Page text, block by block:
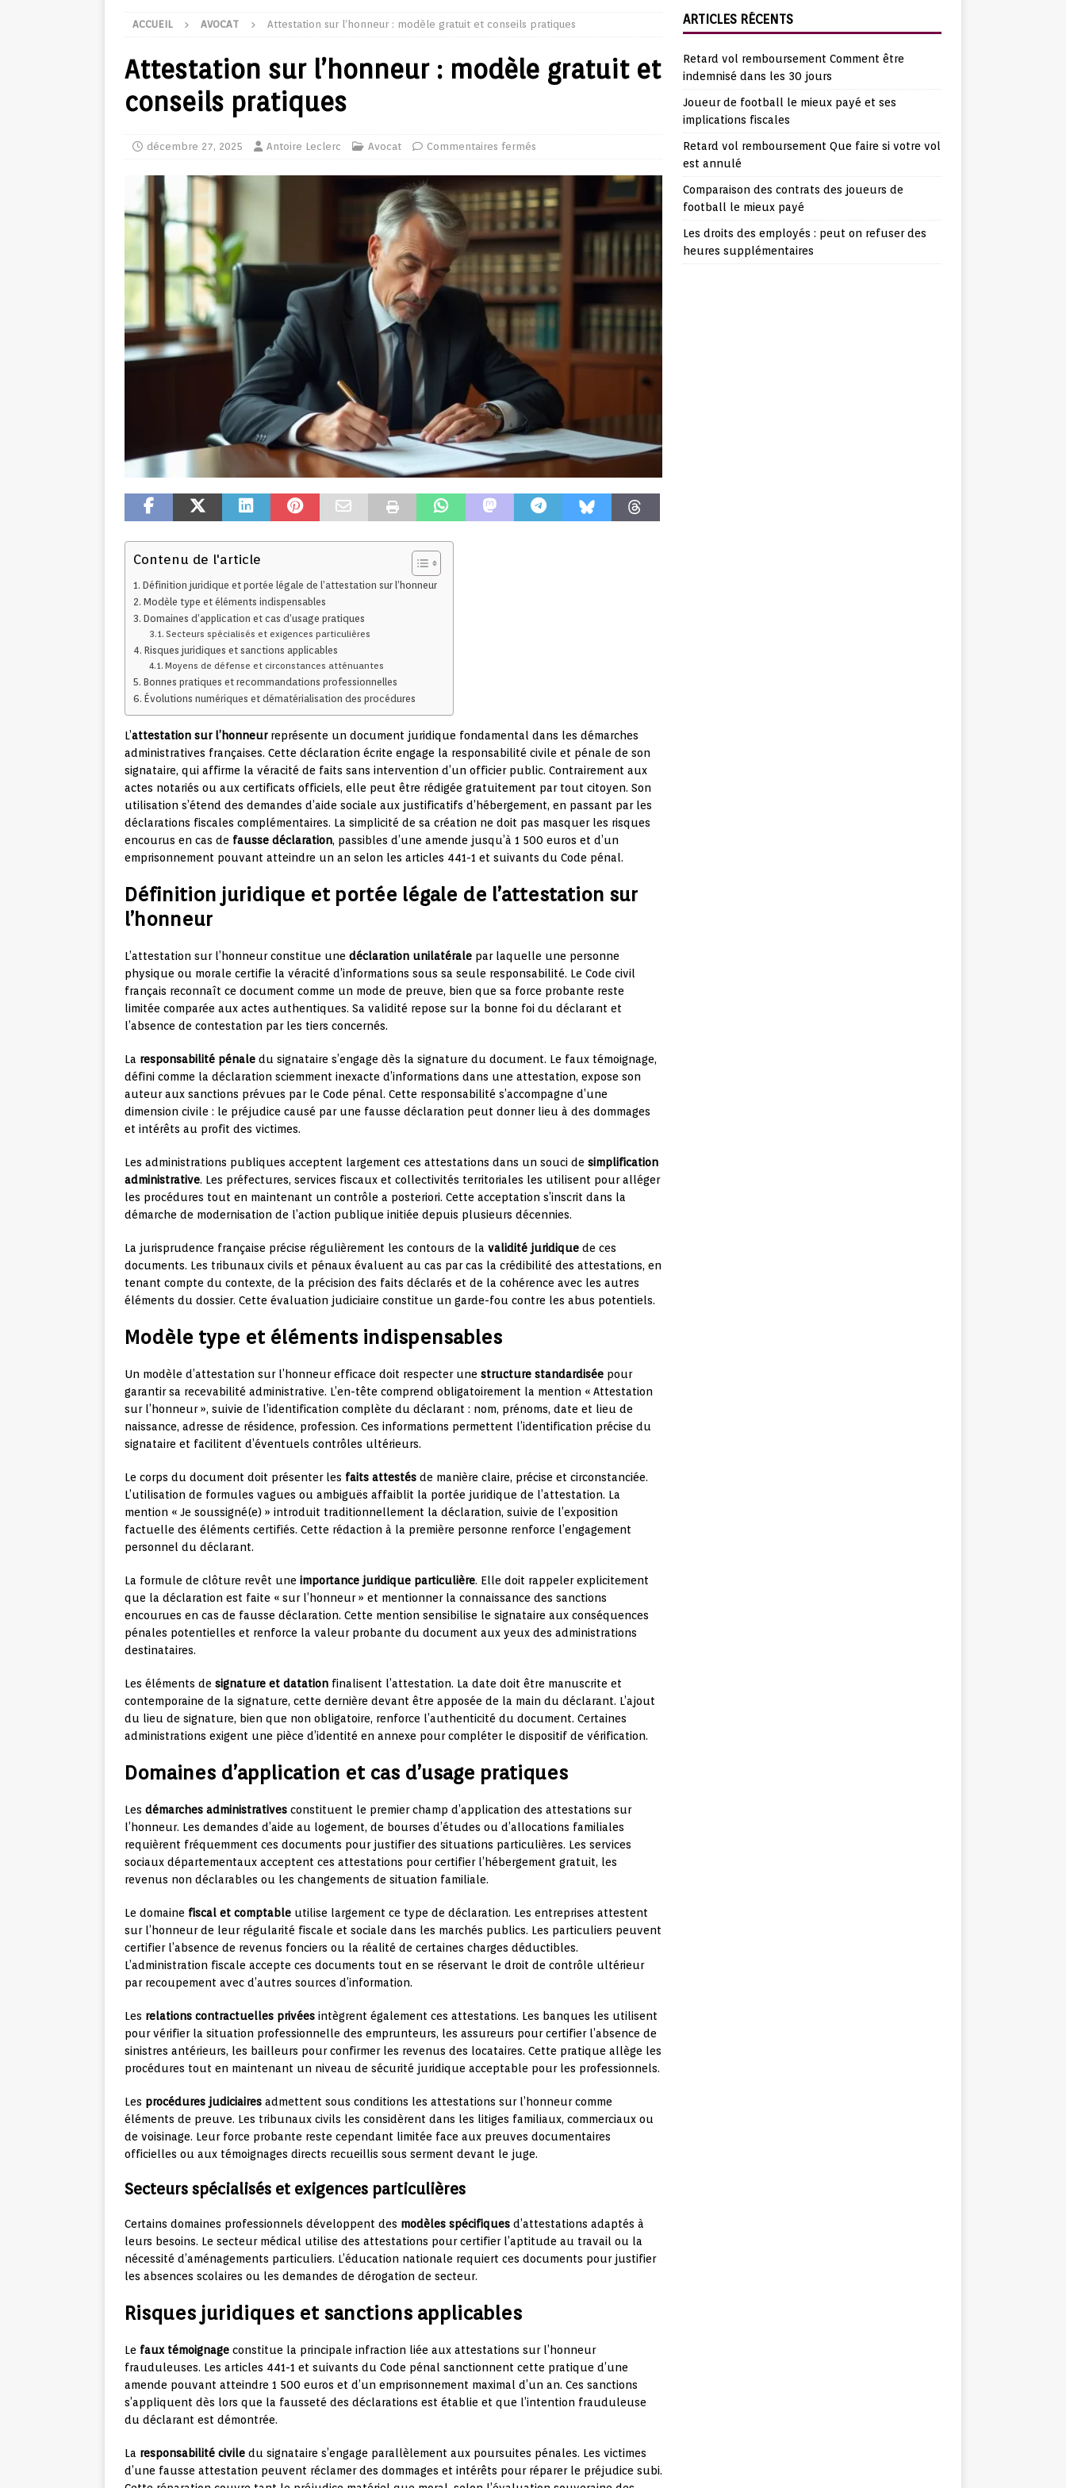
ACCUEIL AVOCAT Attestation sur l’honneur : modèle gratuit et conseils pratiques
Attestation sur l’honneur : modèle gratuit et
conseils pratiques
décembre 27, 2025 Antoire Leclerc Avocat Commentaires fermés
Contenu de l'article
Définition juridique et portée légale de l’attestation sur l’honneur
Modèle type et éléments indispensables
Domaines d’application et cas d’usage pratiques
Secteurs spécialisés et exigences particulières
Risques juridiques et sanctions applicables
Moyens de défense et circonstances atténuantes
Bonnes pratiques et recommandations professionnelles
Évolutions numériques et dématérialisation des procédures
L’attestation sur l’honneurreprésente un document juridique fondamental dans les démarches
administratives françaises. Cette déclaration écrite engage la responsabilité civile et pénale de son
signataire, qui affirme la véracité de faits sans intervention d’un officier public. Contrairement aux
actes notariés ou aux certificats officiels, elle peut être rédigée gratuitement par tout citoyen. Son
utilisation s’étend des demandes d’aide sociale aux justificatifs d’hébergement, en passant par les
déclarations fiscales complémentaires. La simplicité de sa création ne doit pas masquer les risques
encourus en cas de fausse déclaration, passibles d’une amende jusqu’à 1 500 euros et d’un
emprisonnement pouvant atteindre un an selon les articles 441-1 et suivants du Code pénal.
Définition juridique et portée légale de l’attestation sur
l’honneur
L’attestation sur l’honneur constitue une déclaration unilatérale par laquelle une personne
physique ou morale certifie la véracité d’informations sous sa seule responsabilité. Le Code civil
français reconnaît ce document comme un mode de preuve, bien que sa force probante reste
limitée comparée aux actes authentiques. Sa validité repose sur la bonne foi du déclarant et
l’absence de contestation par les tiers concernés.
La responsabilité pénale du signataire s’engage dès la signature du document. Le faux témoignage,
défini comme la déclaration sciemment inexacte d’informations dans une attestation, expose son
auteur aux sanctions prévues par le Code pénal. Cette responsabilité s’accompagne d’une
dimension civile : le préjudice causé par une fausse déclaration peut donner lieu à des dommages
et intérêts au profit des victimes.
Les administrations publiques acceptent largement ces attestations dans un souci de simplification
administrative. Les préfectures, services fiscaux et collectivités territoriales les utilisent pour alléger
les procédures tout en maintenant un contrôle a posteriori. Cette acceptation s’inscrit dans la
démarche de modernisation de l’action publique initiée depuis plusieurs décennies.
La jurisprudence française précise régulièrement les contours de la validité juridique de ces
documents. Les tribunaux civils et pénaux évaluent au cas par cas la crédibilité des attestations, en
tenant compte du contexte, de la précision des faits déclarés et de la cohérence avec les autres
éléments du dossier. Cette évaluation judiciaire constitue un garde-fou contre les abus potentiels.
Modèle type et éléments indispensables
Un modèle d’attestation sur l’honneur efficace doit respecter une structure standardisée pour
garantir sa recevabilité administrative. L’en-tête comprend obligatoirement la mention « Attestation
sur l’honneur », suivie de l’identification complète du déclarant : nom, prénoms, date et lieu de
naissance, adresse de résidence, profession. Ces informations permettent l’identification précise du
signataire et facilitent d’éventuels contrôles ultérieurs.
Le corps du document doit présenter les faits attestés de manière claire, précise et circonstanciée.
L’utilisation de formules vagues ou ambiguës affaiblit la portée juridique de l’attestation. La
mention « Je soussigné(e) » introduit traditionnellement la déclaration, suivie de l’exposition
factuelle des éléments certifiés. Cette rédaction à la première personne renforce l’engagement
personnel du déclarant.
La formule de clôture revêt une importance juridique particulière. Elle doit rappeler explicitement
que la déclaration est faite « sur l’honneur » et mentionner la connaissance des sanctions
encourues en cas de fausse déclaration. Cette mention sensibilise le signataire aux conséquences
pénales potentielles et renforce la valeur probante du document aux yeux des administrations
destinataires.
Les éléments de signature et datation finalisent l’attestation. La date doit être manuscrite et
contemporaine de la signature, cette dernière devant être apposée de la main du déclarant. L’ajout
du lieu de signature, bien que non obligatoire, renforce l’authenticité du document. Certaines
administrations exigent une pièce d’identité en annexe pour compléter le dispositif de vérification.
Domaines d’application et cas d’usage pratiques
Les démarches administratives constituent le premier champ d’application des attestations sur
l’honneur. Les demandes d’aide au logement, de bourses d’études ou d’allocations familiales
requièrent fréquemment ces documents pour justifier des situations particulières. Les services
sociaux départementaux acceptent ces attestations pour certifier l’hébergement gratuit, les
revenus non déclarables ou les changements de situation familiale.
Le domaine fiscal et comptable utilise largement ce type de déclaration. Les entreprises attestent
sur l’honneur de leur régularité fiscale et sociale dans les marchés publics. Les particuliers peuvent
certifier l’absence de revenus fonciers ou la réalité de certaines charges déductibles.
L’administration fiscale accepte ces documents tout en se réservant le droit de contrôle ultérieur
par recoupement avec d’autres sources d’information.
Les relations contractuelles privées intègrent également ces attestations. Les banques les utilisent
pour vérifier la situation professionnelle des emprunteurs, les assureurs pour certifier l’absence de
sinistres antérieurs, les bailleurs pour confirmer les revenus des locataires. Cette pratique allège les
procédures tout en maintenant un niveau de sécurité juridique acceptable pour les professionnels.
Les procédures judiciaires admettent sous conditions les attestations sur l’honneur comme
éléments de preuve. Les tribunaux civils les considèrent dans les litiges familiaux, commerciaux ou
de voisinage. Leur force probante reste cependant limitée face aux preuves documentaires
officielles ou aux témoignages directs recueillis sous serment devant le juge.
Secteurs spécialisés et exigences particulières
Certains domaines professionnels développent des modèles spécifiques d’attestations adaptés à
leurs besoins. Le secteur médical utilise des attestations pour certifier l’aptitude au travail ou la
nécessité d’aménagements particuliers. L’éducation nationale requiert ces documents pour justifier
les absences scolaires ou les demandes de dérogation de secteur.
Risques juridiques et sanctions applicables
Le faux témoignage constitue la principale infraction liée aux attestations sur l’honneur
frauduleuses. Les articles 441-1 et suivants du Code pénal sanctionnent cette pratique d’une
amende pouvant atteindre 1 500 euros et d’un emprisonnement maximal d’un an. Ces sanctions
s’appliquent dès lors que la fausseté des déclarations est établie et que l’intention frauduleuse
du déclarant est démontrée.
La responsabilité civile du signataire s’engage parallèlement aux poursuites pénales. Les victimes
d’une fausse attestation peuvent réclamer des dommages et intérêts pour réparer le préjudice subi.
ARTICLES RÉCENTS
Retard vol remboursement Comment être
indemnisé dans les 30 jours
Joueur de football le mieux payé et ses
implications fiscales
Retard vol remboursement Que faire si votre vol
est annulé
Comparaison des contrats des joueurs de
football le mieux payé
Les droits des employés : peut on refuser des
heures supplémentaires